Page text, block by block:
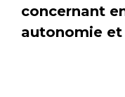
concernant
autonomie et